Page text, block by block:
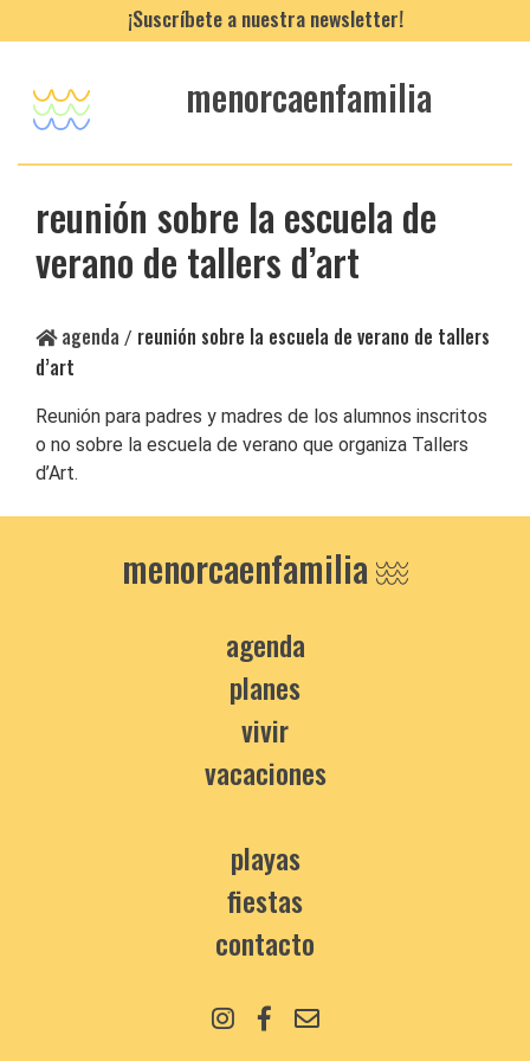
¡Suscríbete a nuestra newsletter!
menorcaenfamilia
reunión sobre la escuela de
verano de tallers d’art
agenda / reunión sobre la escuela de verano de tallers
d’art
Reunión para padres y madres de los alumnos inscritos
o no sobre la escuela de verano que organiza Tallers
d’Art.
menorcaenfamilia
agenda
planes
vivir
vacaciones
playas
fiestas
contacto